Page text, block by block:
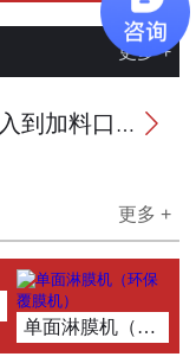
更多 +

到加料口的
更多 +
单面淋膜机（环保